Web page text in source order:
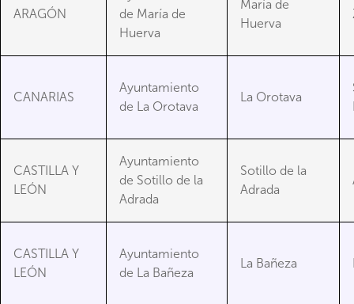
ARAGÓN
de María de
Huerva
María de
Huerva
CANARIAS
Ayuntamiento
de La Orotava
La Orotava
CASTILLA Y
LEÓN
Ayuntamiento
de Sotillo de la
Adrada
Sotillo de la
Adrada
CASTILLA Y
LEÓN
Ayuntamiento
de La Bañeza
La Bañeza